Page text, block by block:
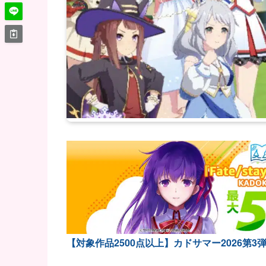
【対象作品2500点以上】カドサマー2026第3弾